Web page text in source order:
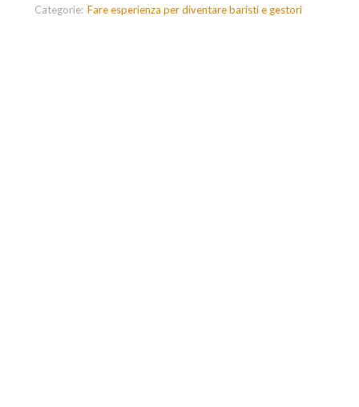
Categorie: Fare esperienza per diventare baristi e gestori